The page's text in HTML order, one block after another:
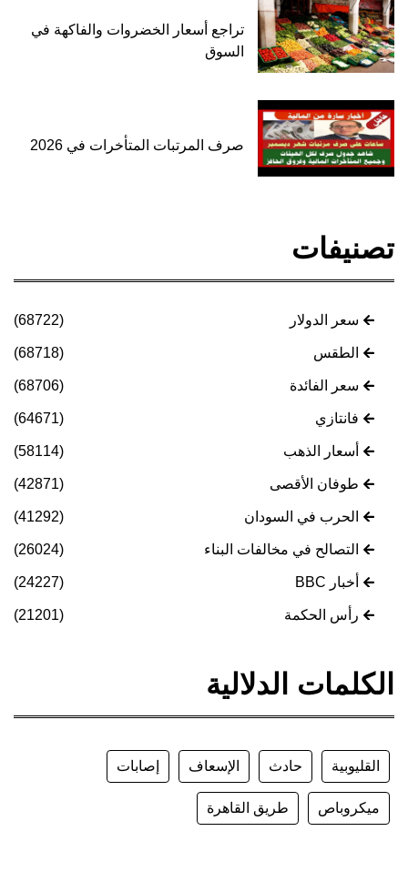
تراجع أسعار الخضروات والفاكهة في
السوق
صرف المرتبات المتأخرات في 2026
تصنيفات
سعر الدولار (68722)
الطقس (68718)
سعر الفائدة (68706)
فانتازي (64671)
أسعار الذهب (58114)
طوفان الأقصى (42871)
الحرب في السودان (41292)
التصالح في مخالفات البناء (26024)
أخبار BBC (24227)
رأس الحكمة (21201)
الكلمات الدلالية
القليوبية حادث الإسعاف إصابات
ميكروباص طريق القاهرة